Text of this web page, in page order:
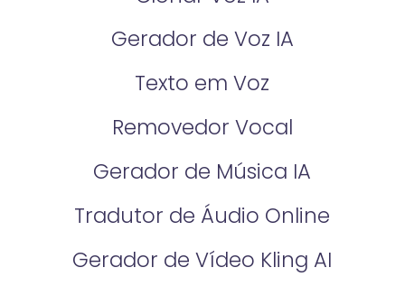
Gerador de Voz IA
Texto em Voz
Removedor Vocal
Gerador de Música IA
Tradutor de Áudio Online
Gerador de Vídeo Kling AI